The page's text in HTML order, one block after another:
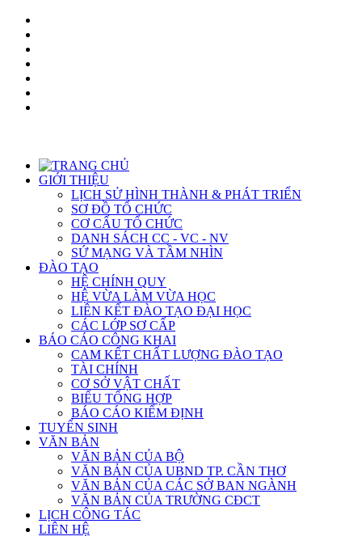
GIỚI THIỆU
LỊCH SỬ HÌNH THÀNH & PHÁT TRIỂN
SƠ ĐỒ TỔ CHỨC
CƠ CẤU TỔ CHỨC
DANH SÁCH CC - VC - NV
SỨ MẠNG VÀ TẦM NHÌN
ĐÀO TẠO
HỆ CHÍNH QUY
HỆ VỪA LÀM VỪA HỌC
LIÊN KẾT ĐÀO TẠO ĐẠI HỌC
CÁC LỚP SƠ CẤP
BÁO CÁO CÔNG KHAI
CAM KẾT CHẤT LƯỢNG ĐÀO TẠO
TÀI CHÍNH
CƠ SỞ VẬT CHẤT
BIỂU TỔNG HỢP
BÁO CÁO KIỂM ĐỊNH
TUYỂN SINH
VĂN BẢN
VĂN BẢN CỦA BỘ
VĂN BẢN CỦA UBND TP. CẦN THƠ
VĂN BẢN CỦA CÁC SỞ BAN NGÀNH
VĂN BẢN CỦA TRƯỜNG CĐCT
LỊCH CÔNG TÁC
LIÊN HỆ